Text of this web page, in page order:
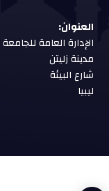
العنوان:
الإدارة العامة للجامعة
مدينة زليتن
شارع البيئة
ليبيا